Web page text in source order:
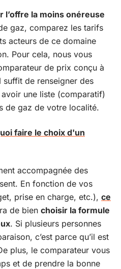
l’offre la moins onéreuse
gaz, comparez les tarifs
acteurs de ce domaine
Pour cela, nous vous
de prix conçu à
de renseigner des
une liste (comparatif)
de gaz de votre localité.
faire le choix d'un
accompagnée des
En fonction de vos
prise en charge, etc.), ce
de bien choisir la formule
. Si plusieurs personnes
c’est parce qu’il est
plus, le comparateur vous
et de prendre la bonne